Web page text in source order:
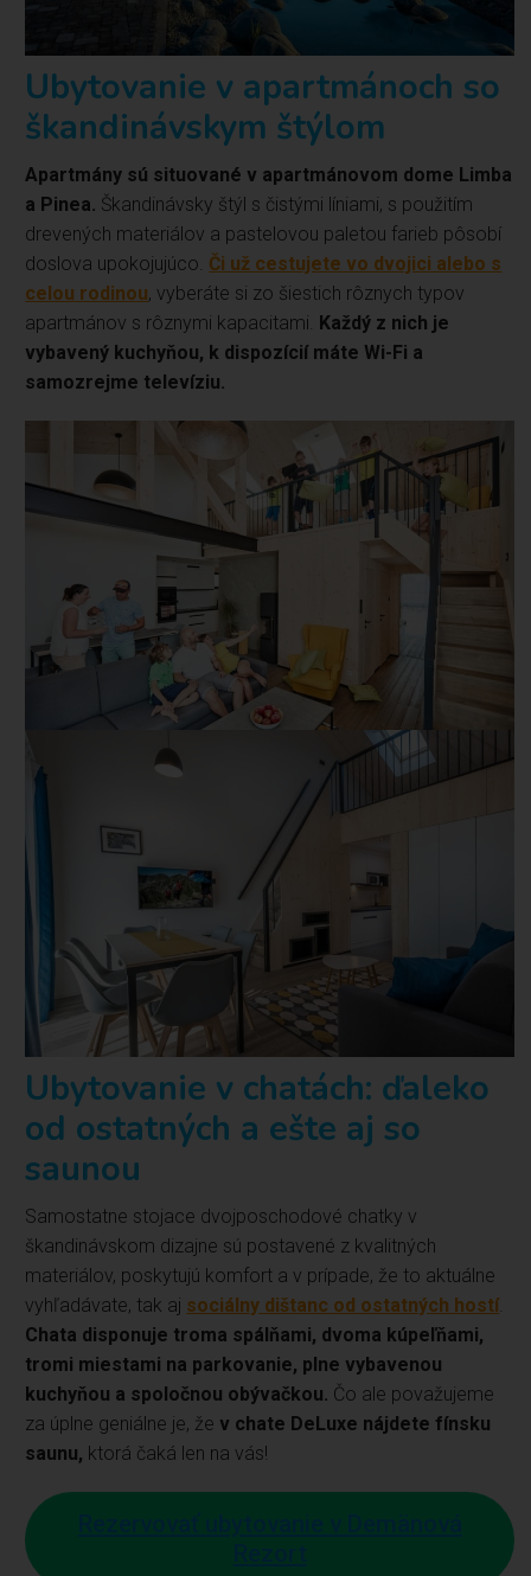
Ubytovanie v apartmánoch so
škandinávskym štýlom
Apartmány sú situované v apartmánovom dome Limba
a Pinea. Škandinávsky štýl s čistými líniami, s použitím
drevených materiálov a pastelovou paletou farieb pôsobí
doslova upokojujúco. Či už cestujete vo dvojici alebo s
celou rodinou, vyberáte si zo šiestich rôznych typov
apartmánov s rôznymi kapacitami. Každý z nich je
vybavený kuchyňou, k dispozícií máte Wi-Fi a
samozrejme televíziu.
Ubytovanie v chatách: ďaleko
od ostatných a ešte aj so
saunou
Samostatne stojace dvojposchodové chatky v
škandinávskom dizajne sú postavené z kvalitných
materiálov, poskytujú komfort a v prípade, že to aktuálne
vyhľadávate, tak aj sociálny dištanc od ostatných hostí.
Chata disponuje troma spálňami, dvoma kúpeľňami,
tromi miestami na parkovanie, plne vybavenou
kuchyňou a spoločnou obývačkou. Čo ale považujeme
za úplne geniálne je, že v chate DeLuxe nájdete fínsku
saunu, ktorá čaká len na vás!